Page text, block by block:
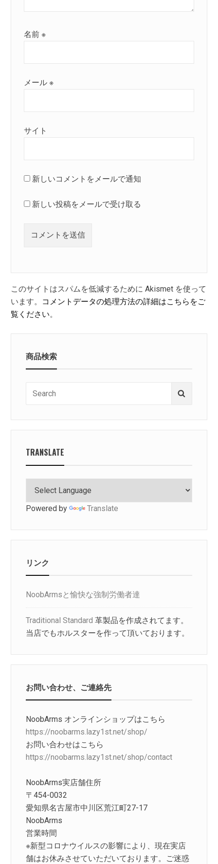
名前※
メール※
サイト
新しいコメントをメールで通知
新しい投稿をメールで受け取る
このサイトはスパムを低減するために Akismet を使って
います。 コメントデータの処理方法の詳細はこちらをご
覧ください。
商品検索
TRANSLATE
Powered by Translate
リンク
NoobArmsと愉快な強制労働者達
Traditional Standard 革製品を作成されてます。
当店でもホルスターを作って頂いております。
お問い合わせ、ご連絡先
NoobArms オンラインショップはこちら
https://noobarms.lazy1st.net/shop/
お問い合わせはこちら
https://noobarms.lazy1st.net/shop/contact
NoobArms実店舗住所
〒454-0032
愛知県名古屋市中川区荒江町27-17
NoobArms
営業時間
※新型コロナウイルスの影響により、現在実店
舗はお休みさせていただいております。ご迷惑